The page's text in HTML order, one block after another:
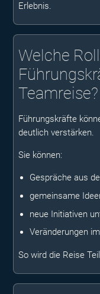
Erlebnis.
Welche
Teamreise?
Führungskräfte
deutlich verstärken.
Sie können:
Gespräche aus
gemeinsame
neue Initiativen
Veränderungen
So wird die Reise